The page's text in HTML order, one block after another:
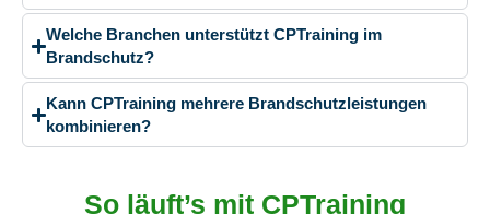
Welche Branchen unterstützt CPTraining im
Brandschutz?
Kann CPTraining mehrere Brandschutzleistungen
kombinieren?
So läuft’s mit CPTraining